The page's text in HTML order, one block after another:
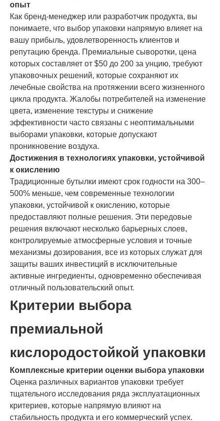
опыт
Как бренд-менеджер или разработчик продукта, вы
понимаете, что выбор упаковки напрямую влияет на
вашу прибыль, удовлетворенность клиентов и
репутацию бренда. Премиальные сыворотки, цена
которых составляет от $50 до 200 за унцию, требуют
упаковочных решений, которые сохраняют их
лечебные свойства на протяжении всего жизненного
цикла продукта. Жалобы потребителей на изменение
цвета, изменение текстуры и снижение
эффективности часто связаны с неоптимальными
выборами упаковки, которые допускают
проникновение воздуха.
Достижения в технологиях упаковки, устойчивой
к окислению
Традиционные бутылки имеют срок годности на 300–
500% меньше, чем современные технологии
упаковки, устойчивой к окислению, которые
предоставляют полные решения. Эти передовые
решения включают несколько барьерных слоев,
контролируемые атмосферные условия и точные
механизмы дозирования, все из которых служат для
защиты ваших инвестиций в исключительные
активные ингредиенты, одновременно обеспечивая
отличный пользовательский опыт.
Критерии выбора
премиальной
кислородостойкой упаковки
Комплексные критерии оценки выбора упаковки
Оценка различных вариантов упаковки требует
тщательного исследования ряда эксплуатационных
критериев, которые напрямую влияют на
стабильность продукта и его коммерческий успех.